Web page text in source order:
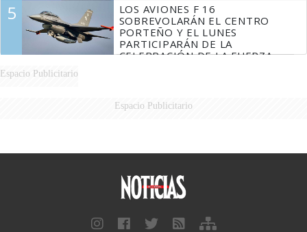
5
LOS AVIONES F 16
SOBREVOLARÁN EL CENTRO
PORTEÑO Y EL LUNES
PARTICIPARÁN DE LA
CELEBRACIÓN DE LA FUERZA
Espacio Publicitario
Espacio Publicitario